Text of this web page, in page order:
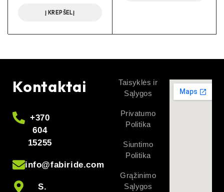
Į KREPŠELĮ
Kontaktai
+370
604
15255
info@fabiride.com
S.
Taisyklės ir
Sąlygos
Privatumo
Politika
Siuntimo
Politika
Grąžinimo
Sąlygos